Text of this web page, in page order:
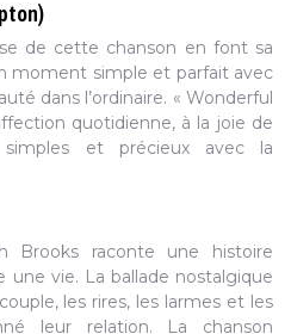
de cette chanson en font sa
moment simple et parfait avec
dans l’ordinaire. « Wonderful
quotidienne, à la joie de
et précieux avec la
Brooks raconte une histoire
une vie. La ballade nostalgique
les rires, les larmes et les
leur relation. La chanson